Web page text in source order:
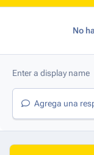
No
Agrega una